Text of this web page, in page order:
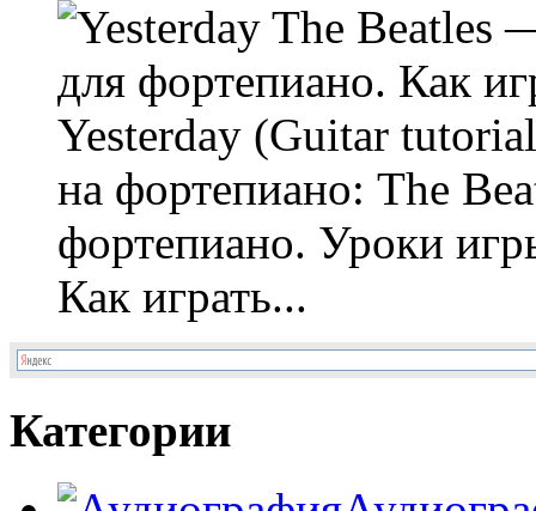
для фортепиано. Как
Yesterday (Guitar
на фортепиано: The
фортепиано. Уроки
Как играть...
Категории